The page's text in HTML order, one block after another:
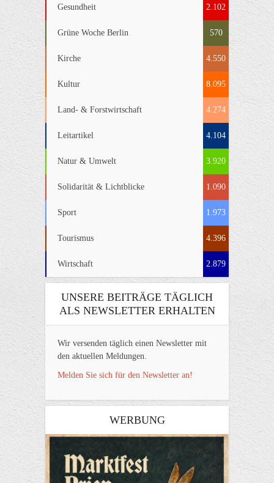
Gesundheit 2.102
Grüne Woche Berlin 570
Kirche 4.550
Kultur 8.095
Land- & Forstwirtschaft 4.274
Leitartikel 4.104
Natur & Umwelt 3.920
Solidarität & Lichtblicke 1.090
Sport 1.973
Tourismus 4.396
Wirtschaft 2.879
UNSERE BEITRÄGE TÄGLICH
ALS NEWSLETTER ERHALTEN
Wir versenden täglich einen Newsletter mit
den aktuellen Meldungen.
Melden Sie sich für den Newsletter an!
WERBUNG